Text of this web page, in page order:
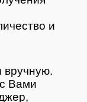
и
вручную.
Вами